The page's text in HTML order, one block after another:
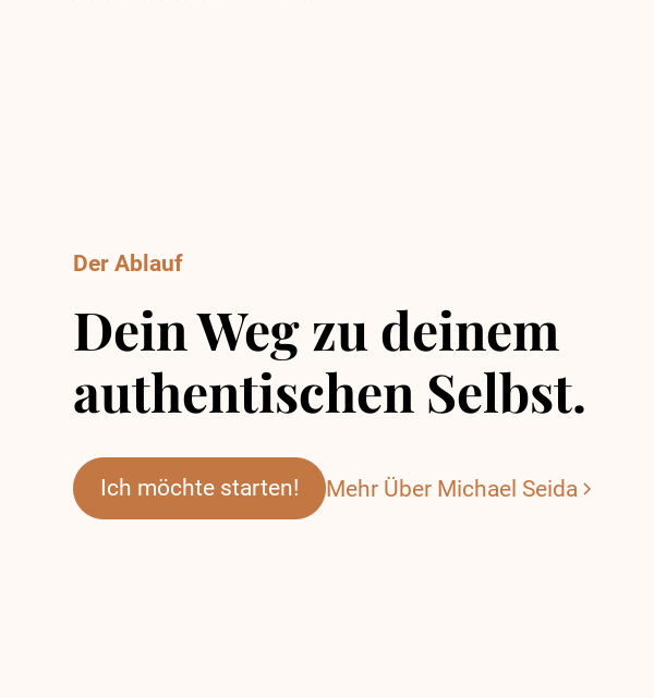
Der Ablauf
Dein Weg zu deinem
authentischen Selbst.
Ich möchte starten! Mehr Über Michael Seida